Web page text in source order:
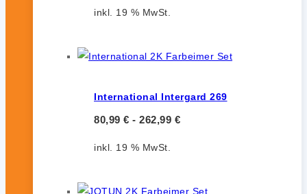
inkl. 19 % MwSt.
International Intergard 269
80,99 € - 262,99 €
inkl. 19 % MwSt.